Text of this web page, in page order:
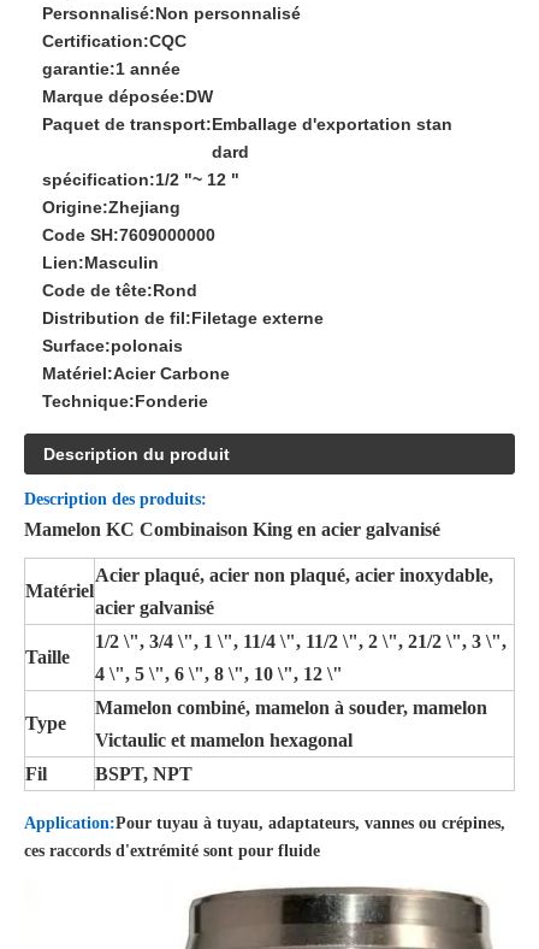
Personnalisé:Non personnalisé
Certification:CQC
garantie:1 année
Marque déposée:DW
Paquet de transport:Emballage d'exportation stan
dard
spécification:1/2 "~ 12 "
Origine:Zhejiang
Code SH:7609000000
Lien:Masculin
Code de tête:Rond
Distribution de fil:Filetage externe
Surface:polonais
Matériel:Acier Carbone
Technique:Fonderie
Description du produit
Description des produits:
Mamelon KC Combinaison King en acier galvanisé
Matériel
Acier plaqué, acier non plaqué, acier inoxydable,
acier galvanisé
Taille
1/2 \", 3/4 \", 1 \", 11/4 \", 11/2 \", 2 \", 21/2 \", 3 \",
4 \", 5 \", 6 \", 8 \", 10 \", 12 \"
Type
Mamelon combiné, mamelon à souder, mamelon
Victaulic et mamelon hexagonal
Fil
BSPT, NPT
Application:Pour tuyau à tuyau, adaptateurs, vannes ou crépines,
ces raccords d'extrémité sont pour fluide